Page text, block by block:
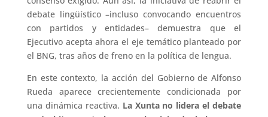
debate lingüístico –incluso convocando encuentros
con partidos y entidades– demuestra que el
Ejecutivo acepta ahora el eje temático planteado por
el BNG, tras años de freno en la política de lengua.
En este contexto, la acción del Gobierno de Alfonso
Rueda aparece crecientemente condicionada por
una dinámica reactiva. La Xunta no lidera el debate